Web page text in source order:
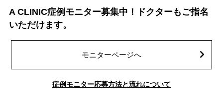
A CLINIC症例モニター募集中！ドクターもご指名
いただけます。
モニターページへ
症例モニター応募方法と流れについて